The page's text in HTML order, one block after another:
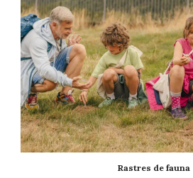
Rastres de fauna